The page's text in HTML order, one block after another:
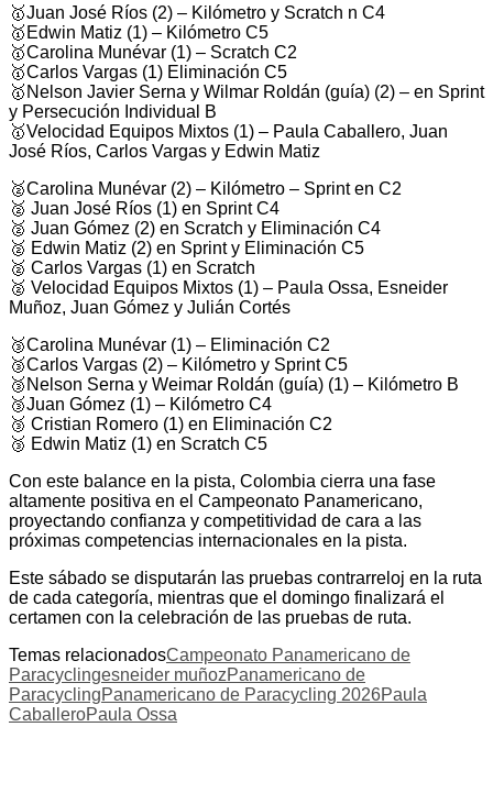
🥇Juan José Ríos (2) – Kilómetro y Scratch n C4
🥇Edwin Matiz (1) – Kilómetro C5
🥇Carolina Munévar (1) – Scratch C2
🥇Carlos Vargas (1) Eliminación C5
🥇Nelson Javier Serna y Wilmar Roldán (guía) (2) – en Sprint
y Persecución Individual B
🥇Velocidad Equipos Mixtos (1) – Paula Caballero, Juan
José Ríos, Carlos Vargas y Edwin Matiz
🥈Carolina Munévar (2) – Kilómetro – Sprint en C2
🥈 Juan José Ríos (1) en Sprint C4
🥈 Juan Gómez (2) en Scratch y Eliminación C4
🥈 Edwin Matiz (2) en Sprint y Eliminación C5
🥈 Carlos Vargas (1) en Scratch
🥈 Velocidad Equipos Mixtos (1) – Paula Ossa, Esneider
Muñoz, Juan Gómez y Julián Cortés
🥉Carolina Munévar (1) – Eliminación C2
🥉Carlos Vargas (2) – Kilómetro y Sprint C5
🥉Nelson Serna y Weimar Roldán (guía) (1) – Kilómetro B
🥉Juan Gómez (1) – Kilómetro C4
🥉 Cristian Romero (1) en Eliminación C2
🥉 Edwin Matiz (1) en Scratch C5
Con este balance en la pista, Colombia cierra una fase
altamente positiva en el Campeonato Panamericano,
proyectando confianza y competitividad de cara a las
próximas competencias internacionales en la pista.
Este sábado se disputarán las pruebas contrarreloj en la ruta
de cada categoría, mientras que el domingo finalizará el
certamen con la celebración de las pruebas de ruta.
Temas relacionadosCampeonato Panamericano de
Paracyclingesneider muñozPanamericano de
ParacyclingPanamericano de Paracycling 2026Paula
CaballeroPaula Ossa